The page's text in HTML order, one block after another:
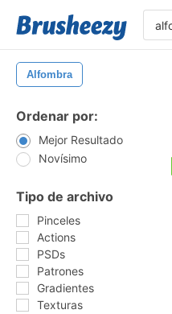
Alfombra
Ordenar por:
Mejor Resultado
Novísimo
Tipo de archivo
Pinceles
Actions
PSDs
Patrones
Gradientes
Texturas